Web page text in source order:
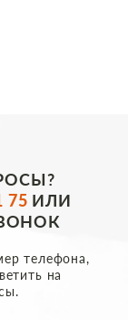
75 ИЛИ
телефона,
на